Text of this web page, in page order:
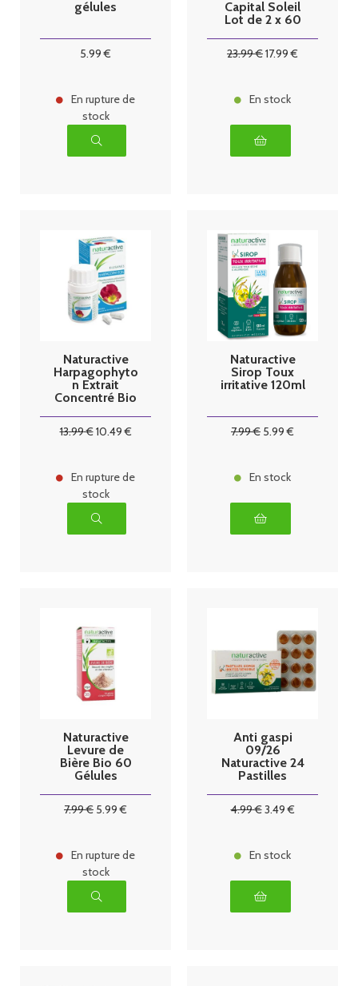
gélules
5.99 €
En rupture de
stock
Capital Soleil
Lot de 2 x 60
23.99€17.99 €
En stock
Naturactive
Harpagophyto
n Extrait
Concentré Bio
13.99€10.49€
En rupture de
stock
Naturactive
Sirop Toux
irritative 120ml
7.99€ 5.99 €
En stock
Naturactive
Levure de
Bière Bio 60
Gélules
7.99€ 5.99 €
En rupture de
stock
Anti gaspi
09/26
Naturactive 24
Pastilles
4.99€3.49€
En stock